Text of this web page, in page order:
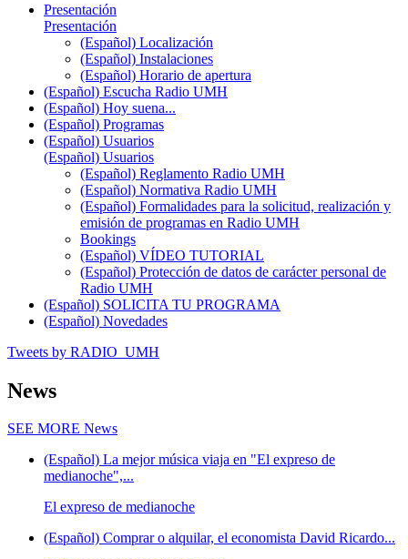
Presentación
Presentación
(Español) Localización
(Español) Instalaciones
(Español) Horario de apertura
(Español) Escucha Radio UMH
(Español) Hoy suena...
(Español) Programas
(Español) Usuarios
(Español) Usuarios
(Español) Reglamento Radio UMH
(Español) Normativa Radio UMH
(Español) Formalidades para la solicitud, realización y
emisión de programas en Radio UMH
Bookings
(Español) VÍDEO TUTORIAL
(Español) Protección de datos de carácter personal de
Radio UMH
(Español) SOLICITA TU PROGRAMA
(Español) Novedades
Tweets by RADIO_UMH
News
SEE MORE News
(Español) La mejor música viaja en "El expreso de
medianoche",...
El expreso de medianoche
(Español) Comprar o alquilar, el economista David Ricardo...